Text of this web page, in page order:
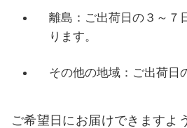
離島：ご出荷日の３～７
ります。
その他の地域：ご出荷日
ご希望日にお届けできますよ